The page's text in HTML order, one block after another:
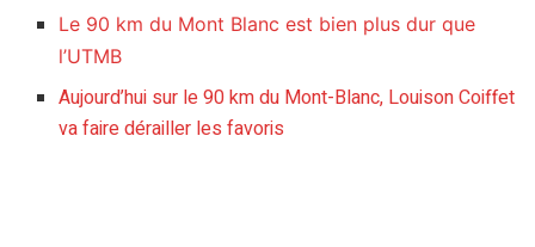
Le 90 km du Mont Blanc est bien plus dur que
l’UTMB
Aujourd’hui sur le 90 km du Mont-Blanc, Louison Coiffet
va faire dérailler les favoris